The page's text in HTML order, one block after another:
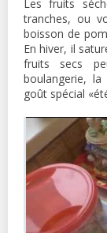
Les fruits
tranches, ou
boisson de
En hiver, il
fruits secs
boulangerie,
goût spécial